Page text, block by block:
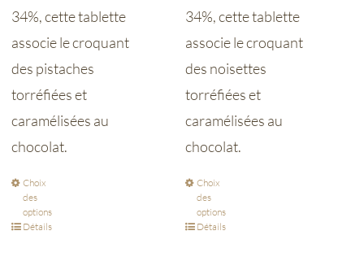
34%, cette tablette
associe le croquant
des pistaches
torréfiées et
caramélisées au
chocolat.
Choix
des
options
Détails
34%, cette tablette
associe le croquant
des noisettes
torréfiées et
caramélisées au
chocolat.
Choix
des
options
Détails